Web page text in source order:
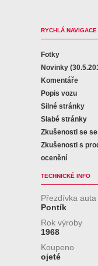
RYCHLÁ NAVIGACE
Fotky
Novinky
Komentáře
Popis vozu
Silné stránky
Slabé stránky
Zkušenosti se
Zkušenosti s
ocenění
TECHNICKÉ INFO
Přezdívka auta
Pontík
Rok výroby
1968
Koupeno
ojeté